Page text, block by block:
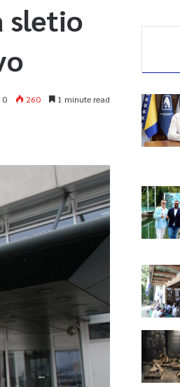
sletio
0 260 1 minute read